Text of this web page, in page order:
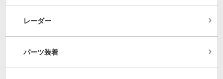
レーダー
パーツ装着